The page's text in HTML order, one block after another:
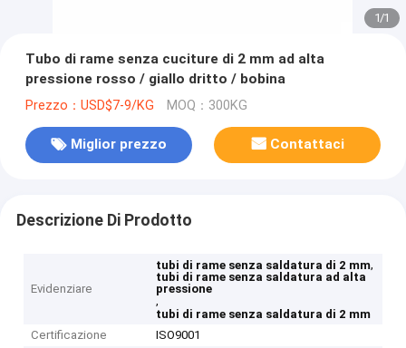
1/1
Tubo di rame senza cuciture di 2 mm ad alta
pressione rosso / giallo dritto / bobina
Prezzo：USD$7-9/KG MOQ：300KG
Miglior prezzo Contattaci
Descrizione Di Prodotto
Evidenziare
tubi di rame senza saldatura di 2 mm,
tubi di rame senza saldatura ad alta
pressione
,
tubi di rame senza saldatura di 2 mm
Certificazione
ISO9001